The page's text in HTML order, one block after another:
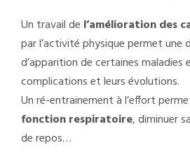
Un travail de l’amélioration des
par l’activité physique permet une
d’apparition de certaines
complications et leurs évolutions.
Un ré-entrainement à l’effort
fonction respiratoire, diminuer
de repos…